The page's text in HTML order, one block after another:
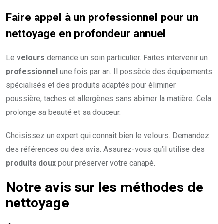
Faire appel à un professionnel pour un
nettoyage en profondeur annuel
Le velours demande un soin particulier. Faites intervenir un
professionnel une fois par an. Il possède des équipements
spécialisés et des produits adaptés pour éliminer
poussière, taches et allergènes sans abîmer la matière. Cela
prolonge sa beauté et sa douceur.
Choisissez un expert qui connaît bien le velours. Demandez
des références ou des avis. Assurez-vous qu’il utilise des
produits doux pour préserver votre canapé.
Notre avis sur les méthodes de
nettoyage